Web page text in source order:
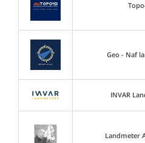
Geo - Naf
INVAR
Landmeter